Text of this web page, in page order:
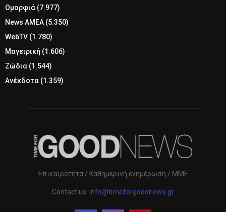
Ομορφιά (7.977)
News ΑΜΕΑ (5.350)
WebTV (1.780)
Μαγειρική (1.606)
Ζώδια (1.544)
Ανέκδοτα (1.359)
Επικαιρότητα / Καθημερινή ενημέρωση / ΜΜΕ
Contact us: info@timeforgoodnews.gr